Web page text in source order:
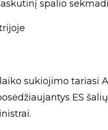
spalio
sukiojimo tariasi
ES šalių